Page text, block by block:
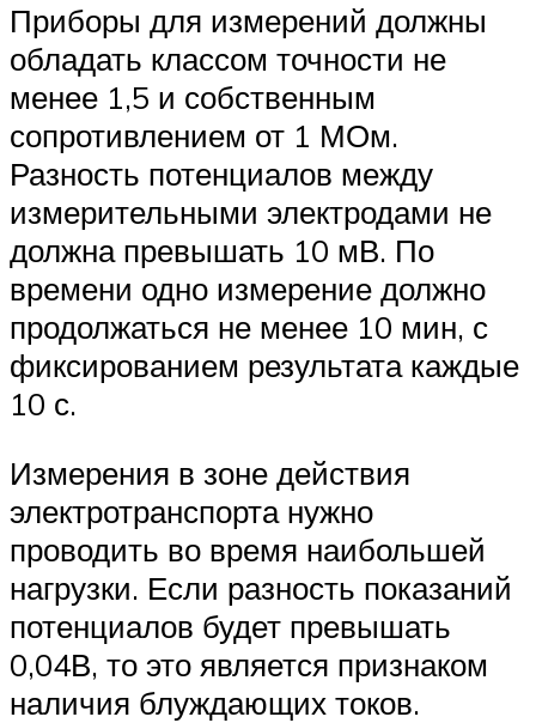
Приборы для измерений должны
обладать классом точности не
менее 1,5 и собственным
сопротивлением от 1 МОм.
Разность потенциалов между
измерительными электродами не
должна превышать 10 мВ. По
времени одно измерение должно
продолжаться не менее 10 мин, с
фиксированием результата каждые
10 с.
Измерения в зоне действия
электротранспорта нужно
проводить во время наибольшей
нагрузки. Если разность показаний
потенциалов будет превышать
0,04В, то это является признаком
наличия блуждающих токов.